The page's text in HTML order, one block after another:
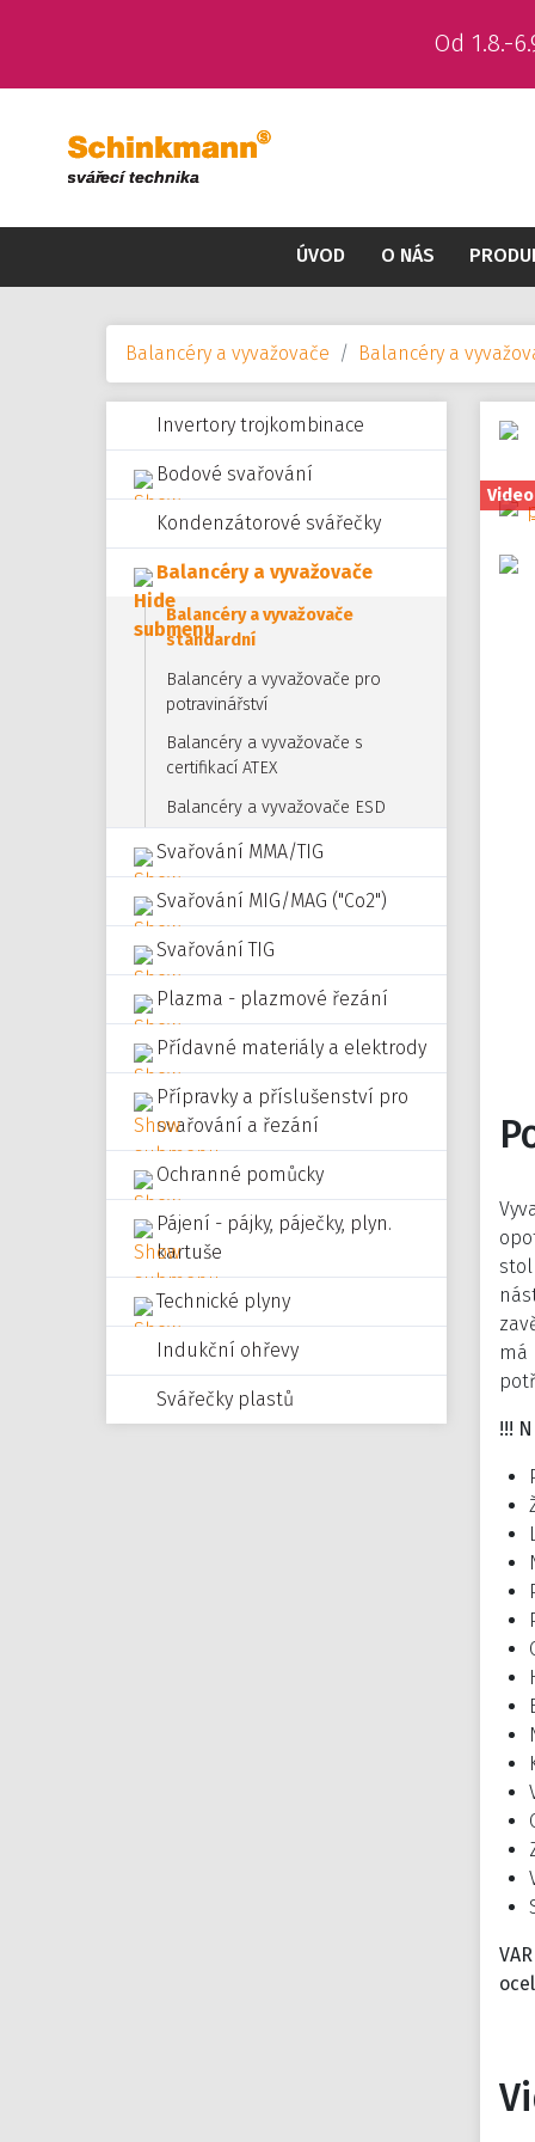
Od 1.8.-
ÚVOD O NÁS
Balancéry a vyvažovače Balancéry a
Invertory trojkombinace
Bodové svařování
Kondenzátorové svářečky
Balancéry a vyvažovače
Balancéry a vyvažovače
standardní
Balancéry a vyvažovače pro
potravinářství
Balancéry a vyvažovače s
certifikací ATEX
Balancéry a vyvažovače ESD
Svařování MMA/TIG
Svařování MIG/MAG ("Co2")
Svařování TIG
Plazma - plazmové řezání
Přídavné materiály a elektrody
Přípravky a příslušenství pro
svařování a řezání
Ochranné pomůcky
Pájení - pájky, páječky, plyn.
kartuše
Technické plyny
Indukční ohřevy
Svářečky plastů
Video
má
!!!